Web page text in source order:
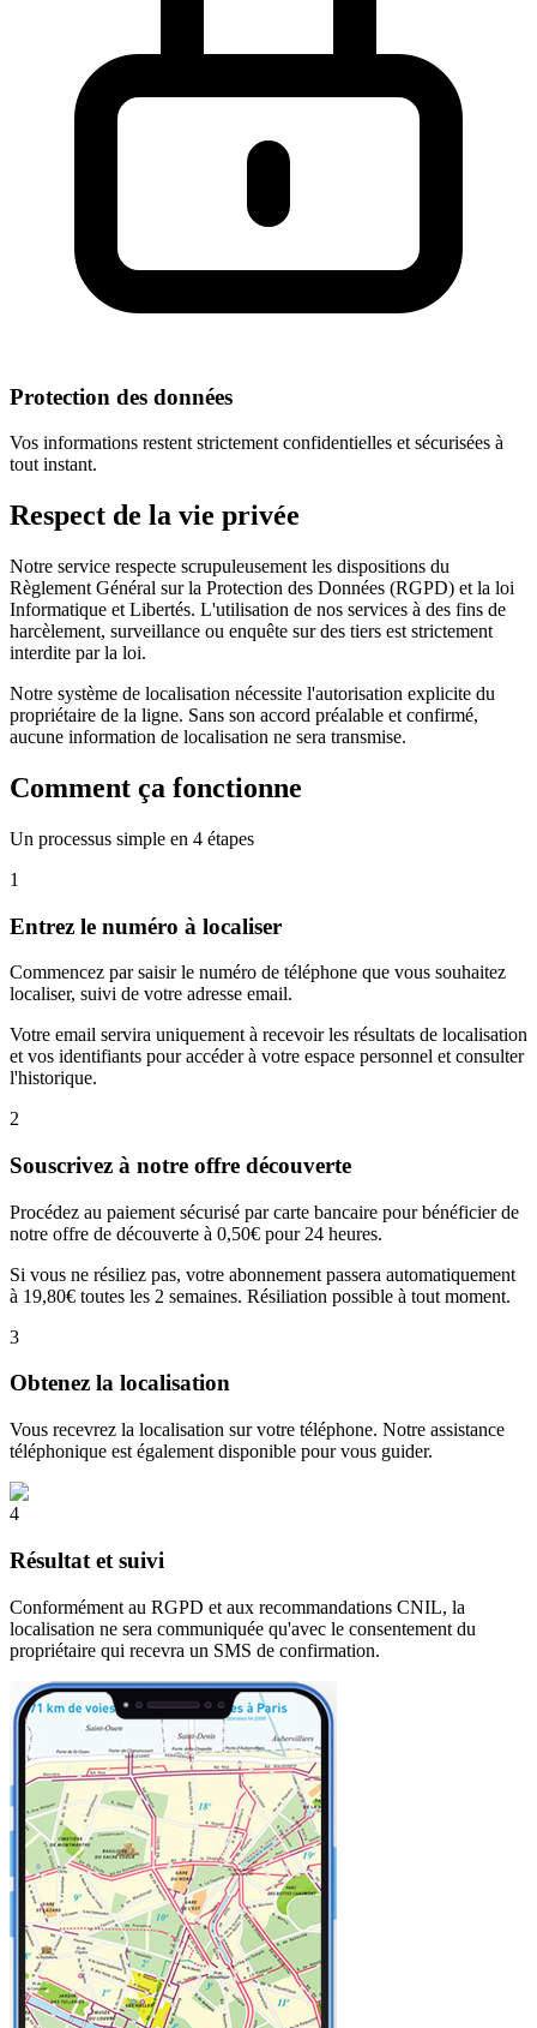
Protection des données
Vos informations restent strictement confidentielles et sécurisées à
tout instant.
Respect de la vie privée
Notre service respecte scrupuleusement les dispositions du
Règlement Général sur la Protection des Données (RGPD) et la loi
Informatique et Libertés. L'utilisation de nos services à des fins de
harcèlement, surveillance ou enquête sur des tiers est strictement
interdite par la loi.
Notre système de localisation nécessite l'autorisation explicite du
propriétaire de la ligne. Sans son accord préalable et confirmé,
aucune information de localisation ne sera transmise.
Comment ça fonctionne
Un processus simple en 4 étapes
1
Entrez le numéro à localiser
Commencez par saisir le numéro de téléphone que vous souhaitez
localiser, suivi de votre adresse email.
Votre email servira uniquement à recevoir les résultats de localisation
et vos identifiants pour accéder à votre espace personnel et consulter
l'historique.
2
Souscrivez à notre offre découverte
Procédez au paiement sécurisé par carte bancaire pour bénéficier de
notre offre de découverte à 0,50€ pour 24 heures.
Si vous ne résiliez pas, votre abonnement passera automatiquement
à 19,80€ toutes les 2 semaines. Résiliation possible à tout moment.
3
Obtenez la localisation
Vous recevrez la localisation sur votre téléphone. Notre assistance
téléphonique est également disponible pour vous guider.
4
Résultat et suivi
Conformément au RGPD et aux recommandations CNIL, la
localisation ne sera communiquée qu'avec le consentement du
propriétaire qui recevra un SMS de confirmation.